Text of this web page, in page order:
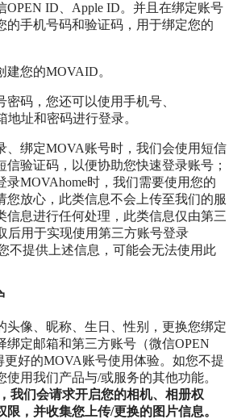
OPEN ID、Apple ID。并且在绑定账号
的手机号码和验证码，用于绑定您的
建您的MOVAID。
码，您还可以使用手机号、
址和密码进行登录。
、绑定MOVA账号时，我们会使用短信
信验证码，以便协助您快速登录账号；
录MOVAhome时，我们需要使用您的
您放心，此类信息不会上传至我们的服
信息进行任何处理，此类信息仅由第三
后用于实现使用第三方账号登录
不提供上述信息，可能会无法使用此
头像、昵称、生日、性别，更换您绑定
绑定邮箱和第三方账号（微信OPEN
好的MOVA账号使用体验。如您不提
用我们产品与/或服务的其他功能。
我们会请求开启您的相机、相册权
限，并收集您上传/更换的图片信息。